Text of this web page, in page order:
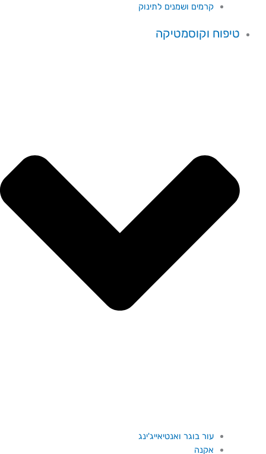
קרמים ושמנים לתינוק
טיפוח וקוסמטיקה
עור בוגר ואנטיאייג'ינג
אקנה